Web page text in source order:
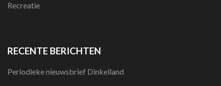
Recreatie
RECENTE BERICHTEN
Periodieke nieuwsbrief Dinkelland